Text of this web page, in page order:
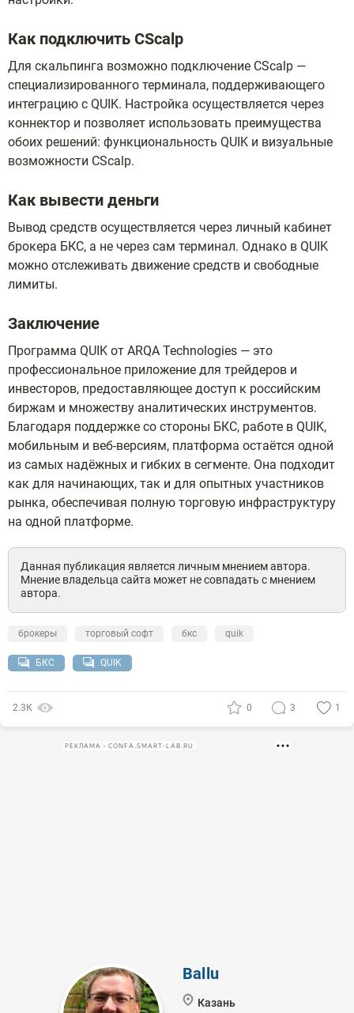
Как подключить CScalp
Для скальпинга возможно подключение CScalp —
специализированного терминала, поддерживающего
интеграцию с QUIK. Настройка осуществляется через
коннектор и позволяет использовать преимущества
обоих решений: функциональность QUIK и визуальные
возможности CScalp.
Как вывести деньги
Вывод средств осуществляется через личный кабинет
брокера БКС, а не через сам терминал. Однако в QUIK
можно отслеживать движение средств и свободные
лимиты.
Заключение
Программа QUIK от ARQA Technologies — это
профессиональное приложение для трейдеров и
инвесторов, предоставляющее доступ к российским
биржам и множеству аналитических инструментов.
Благодаря поддержке со стороны БКС, работе в QUIK,
мобильным и веб-версиям, платформа остаётся одной
из самых надёжных и гибких в сегменте. Она подходит
как для начинающих, так и для опытных участников
рынка, обеспечивая полную торговую инфраструктуру
на одной платформе.
Данная публикация является личным мнением автора.
Мнение владельца сайта может не совпадать с мнением
автора.
брокеры торговый софт бкс quik
БКС QUIK
2.3К 0 3 1
РЕКЛАМА • CONFA.SMART-LAB.RU
Ballu
Казань